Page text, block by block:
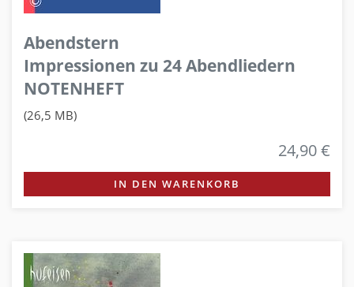
Abendstern
Impressionen zu 24 Abendliedern
NOTENHEFT
(26,5 MB)
24,90 €
IN DEN WARENKORB